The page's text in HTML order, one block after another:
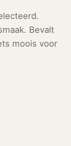
Bevalt
moois voor